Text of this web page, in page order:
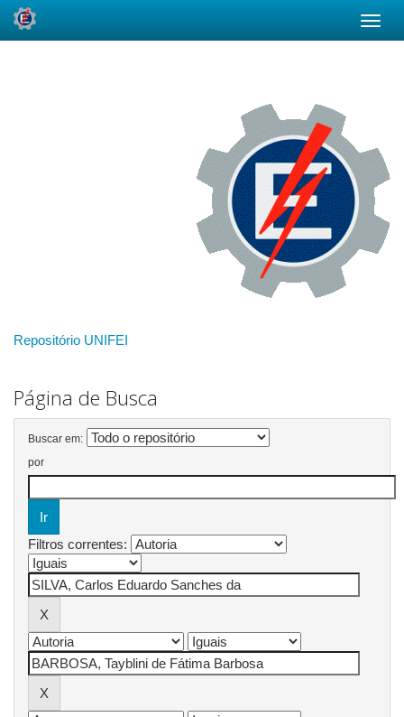
Repositório UNIFEI
Página de Busca
Buscar em:
por
Filtros correntes: